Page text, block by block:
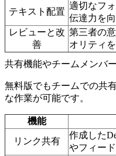
テキスト配置
適切なフ
伝達力を
レビューと改
善
第三者の
オリティ
共有機能やチームメンバ
無料版でもチームでの共
な作業が可能です。
機能
リンク共有
作成した
やフィー